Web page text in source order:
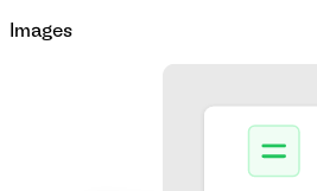
Images